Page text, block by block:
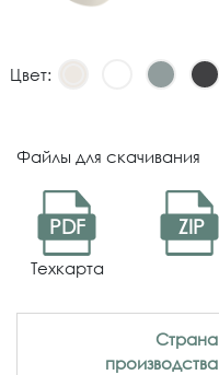
Цвет:
Файлы для скачивания
PDF
Техкарта
ZIP
Страна
производства